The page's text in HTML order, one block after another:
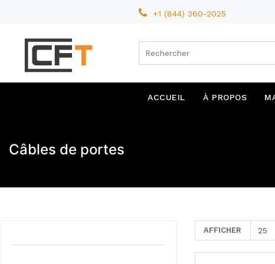
+1 (844) 360-2025
ACCUEIL À PROPOS
Câbles de portes
AFFICHER